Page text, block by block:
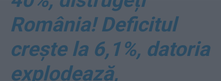
România! Deficitul
crește la 6,1%, datoria
explodează,